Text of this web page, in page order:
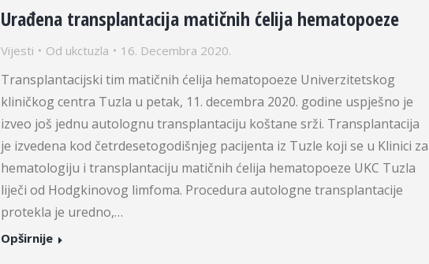
Urađena transplantacija matičnih ćelija hematopoeze
Vijesti Od ukctuzla 16. Decembra 2020.
Transplantacijski tim matičnih ćelija hematopoeze Univerzitetskog
kliničkog centra Tuzla u petak, 11. decembra 2020. godine uspješno je
izveo još jednu autolognu transplantaciju koštane srži. Transplantacija
je izvedena kod četrdesetogodišnjeg pacijenta iz Tuzle koji se u Klinici za
hematologiju i transplantaciju matičnih ćelija hematopoeze UKC Tuzla
liječi od Hodgkinovog limfoma. Procedura autologne transplantacije
protekla je uredno,…
Opširnije